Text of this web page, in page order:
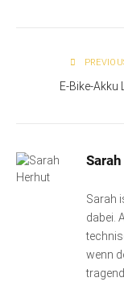
E-Bike-Akku
Sarah
Sarah
dabei.
wenn